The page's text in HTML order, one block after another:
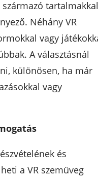
Néhány VR
vagy
A választásnál
különösen, ha már
vagy
és
a VR szemüveg